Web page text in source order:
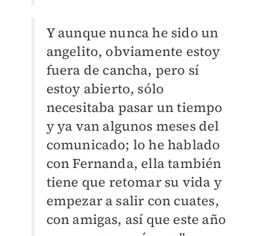
Y aunque nunca he sido un
angelito, obviamente estoy
fuera de cancha, pero sí
estoy abierto, sólo
necesitaba pasar un tiempo
y ya van algunos meses del
comunicado; lo he hablado
con Fernanda, ella también
tiene que retomar su vida y
empezar a salir con cuates,
con amigas, así que este año